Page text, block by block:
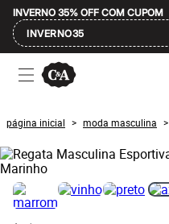
INVERNO 35% OFF COM CUPOM
INVERNO35
Ofertas
Compre por Departamento
Masculino
Infantil
Calçados
Mindse7
Plus Size
Até 20% off
Até 40% off
Até 60% off
página inicial > moda masculina >